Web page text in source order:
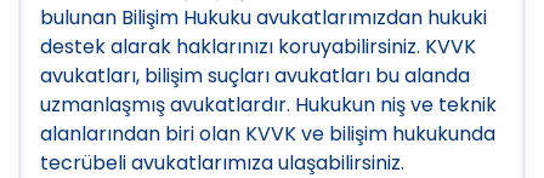
bulunan Bilişim Hukuku avukatlarımızdan hukuki
destek alarak haklarınızı koruyabilirsiniz. KVVK
avukatları, bilişim suçları avukatları bu alanda
uzmanlaşmış avukatlardır. Hukukun niş ve teknik
alanlarından biri olan KVVK ve bilişim hukukunda
tecrübeli avukatlarımıza ulaşabilirsiniz.